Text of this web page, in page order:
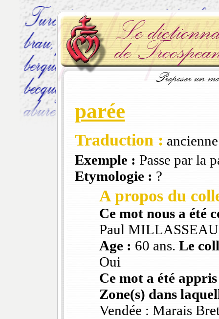
parée
Traduction :
Exemple : Passe par la
Etymologie : ?
A propos du
Ce mot nous a été
Paul MILLASSEAU
Age : 60 ans. Le
Oui
Ce mot a été
Zone(s) dans
Vendée : Marais